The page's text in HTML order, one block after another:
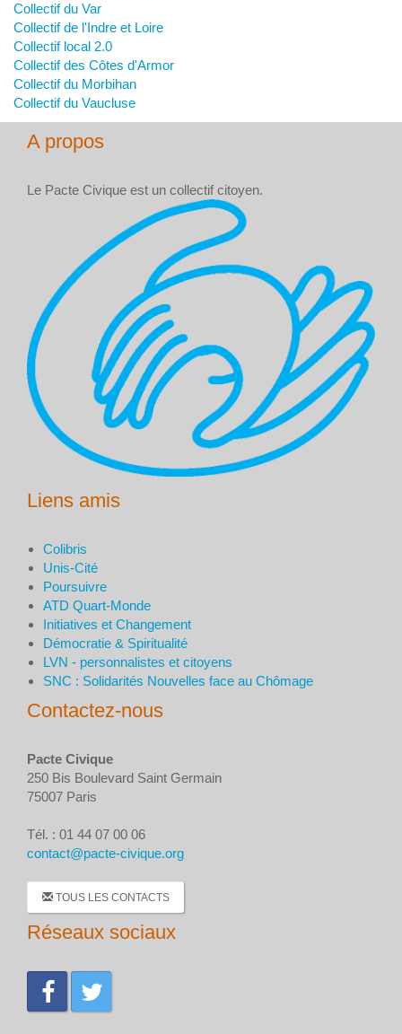
Collectif du Var
Collectif de l'Indre et Loire
Collectif local 2.0
Collectif des Côtes d'Armor
Collectif du Morbihan
Collectif du Vaucluse
A propos
Le Pacte Civique est un collectif citoyen.
Liens amis
Colibris
Unis-Cité
Poursuivre
ATD Quart-Monde
Initiatives et Changement
Démocratie & Spiritualité
LVN - personnalistes et citoyens
SNC : Solidarités Nouvelles face au Chômage
Contactez-nous
Pacte Civique
250 Bis Boulevard Saint Germain
75007 Paris
Tél. : 01 44 07 00 06
contact@pacte-civique.org
TOUS LES CONTACTS
Réseaux sociaux